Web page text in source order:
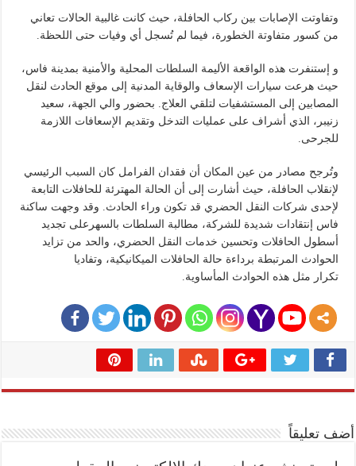
وتفاوتت الإصابات بين ركاب الحافلة، حيث كانت غالبية الحالات تعاني
من كسور متفاوتة الخطورة، فيما لم تُسجل أي وفيات حتى اللحظة.
و إستنفرت هذه الواقعة الأليمة السلطات المحلية والأمنية بمدينة فاس،
حيث هرعت سيارات الإسعاف والوقاية المدنية إلى موقع الحادث لنقل
المصابين إلى المستشفيات لتلقي العلاج. بحضور والي الجهة، سعيد
زنيبر، الذي أشراف على عمليات التدخل وتقديم الإسعافات اللازمة
للجرحى.
وتُرجح مصادر من عين المكان أن فقدان الفرامل كان السبب الرئيسي
لإنقلاب الحافلة، حيث أشارت إلى أن الحالة المهترئة للحافلات التابعة
لإحدى شركات النقل الحضري قد تكون وراء الحادث. وقد وجهت ساكنة
فاس إنتقادات شديدة للشركة، مطالبة السلطات بالسهرعلى تجديد
أسطول الحافلات وتحسين خدمات النقل الحضري، والحد من تزايد
الحوادث المرتبطة برداءة حالة الحافلات الميكانيكية، وتفاديا
تكرار مثل هذه الحوادث المأساوية.
أضف تعليقاً